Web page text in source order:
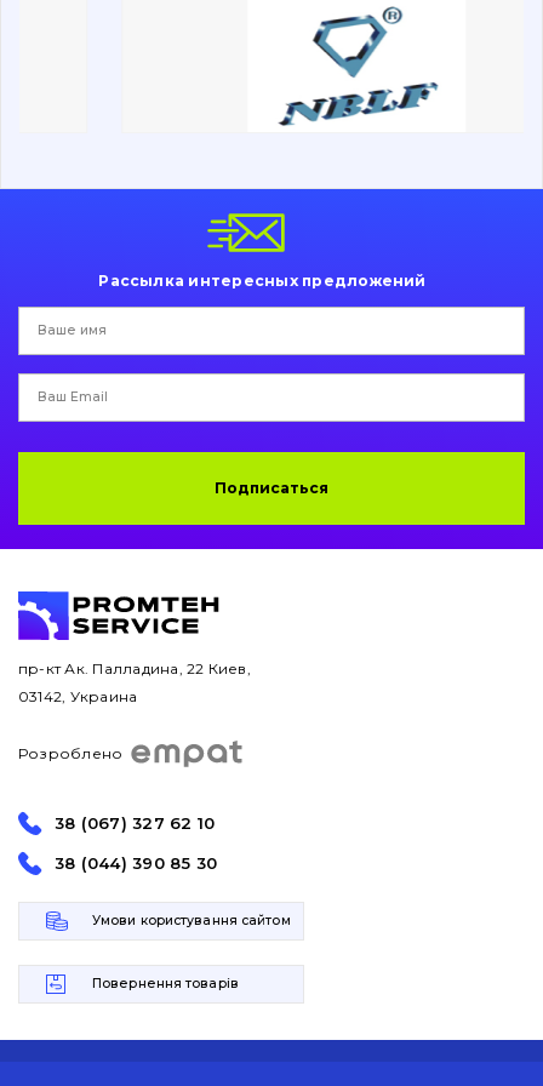
Дорожная фреза
Прочее
Рассылка интересных предложений
Подписаться
пр-кт Ак. Палладина, 22 Киев,
03142, Украина
Розроблено
38 (067) 327 62 10
38 (044) 390 85 30
Умови користування сайтом
Повернення товарів